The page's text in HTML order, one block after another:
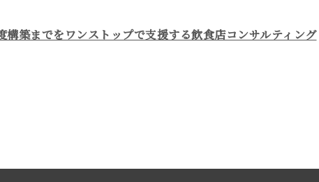
築までをワンストップで支援する飲食店コンサルティング